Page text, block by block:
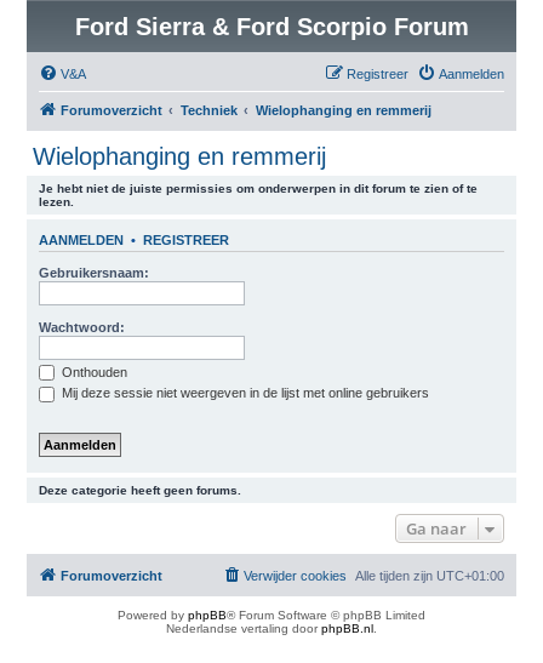
Ford Sierra & Ford Scorpio Forum
V&A Aanmelden
Registreer
Forumoverzicht Techniek Wielophanging en remmerij
Wielophanging en remmerij
Je hebt niet de juiste permissies om onderwerpen in dit forum te zien of te
lezen.
AANMELDEN • REGISTREER
Gebruikersnaam:
Wachtwoord:
Onthouden
Mij deze sessie niet weergeven in de lijst met online gebruikers
Deze categorie heeft geen forums.
Ga naar
Forumoverzicht Alle tijden zijn UTC+01:00
Verwijder cookies
Powered by phpBB® Forum Software © phpBB Limited
Nederlandse vertaling doorphpBB.nl